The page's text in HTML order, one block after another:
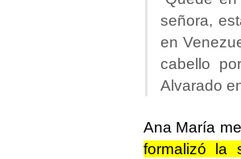
señora,
en
cabello
Alvarado
Ana María
formalizó la